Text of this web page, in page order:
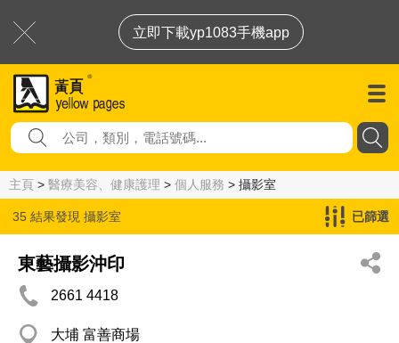
立即下載yp1083手機app
主頁 > 醫療美容、健康護理 > 個人服務 > 攝影室
35 結果發現 攝影室 已篩選
東藝攝影沖印
2661 4418
大埔 富善商場